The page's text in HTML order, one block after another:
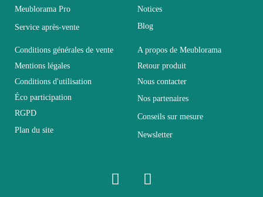
Largeur 186
Longueur 204
Pliable Non pliable
Profondeur 204
Meublorama Pro
Service après-vente
Notices
Blog
Conditions générales de vente
Mentions légales
Conditions d'utilisation
Éco participation
RGPD
Plan du site
A propos de Meublorama
Retour produit
Nous contacter
Nos partenaires
Conseils sur mesure
Newsletter